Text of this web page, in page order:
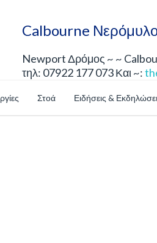
Calbourne
Newport Δρόμος ~ ~
τηλ: 07922 177 073 Και ~:
Στοά Ειδήσεις &